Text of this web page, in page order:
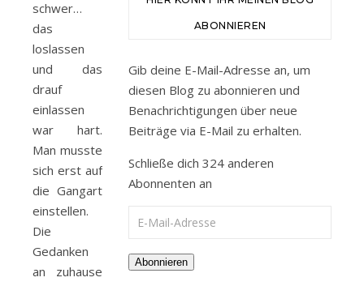
schwer…
das
loslassen
und das
drauf
einlassen
war hart.
Man musste
sich erst auf
die Gangart
einstellen.
Die
Gedanken
an zuhause
ABONNIEREN
Gib deine E-Mail-Adresse an, um
diesen Blog zu abonnieren und
Benachrichtigungen über neue
Beiträge via E-Mail zu erhalten.
Schließe dich 324 anderen
Abonnenten an
E-Mail-Adresse
Abonnieren